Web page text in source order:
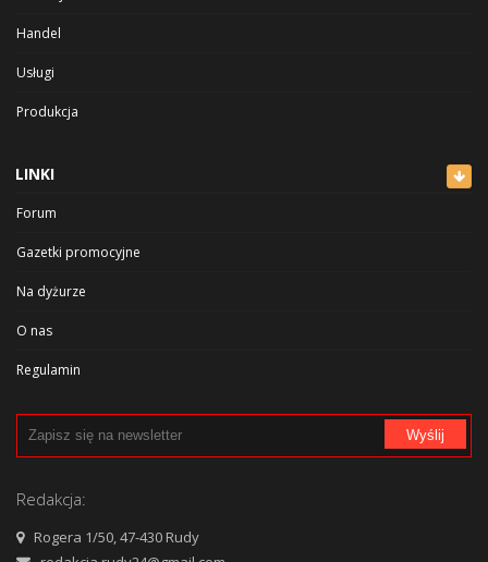
Handel
Usługi
Produkcja
LINKI
Forum
Gazetki promocyjne
Na dyżurze
O nas
Regulamin
Cennik
Wyślij
Redakcja:
Rogera 1/50, 47-430 Rudy